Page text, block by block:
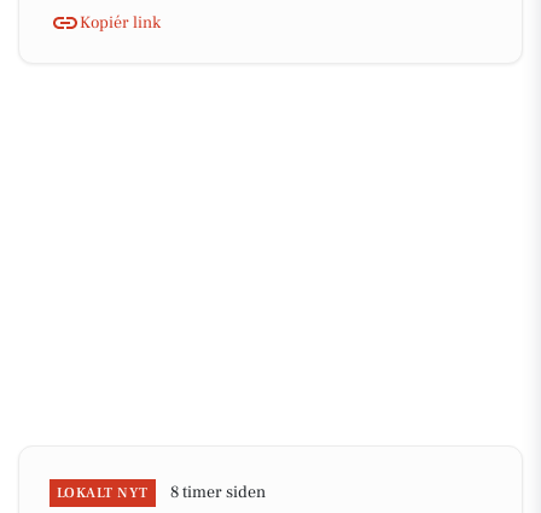
Kopiér link
LOKALT NYT 8 timer siden